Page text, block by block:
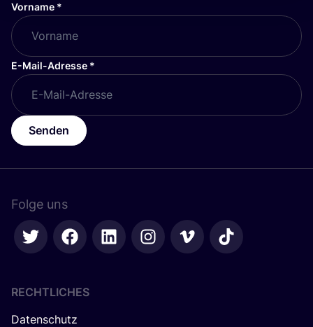
Vorname *
E-Mail-Adresse *
Senden
Folge uns
RECHTLICHES
Datenschutz